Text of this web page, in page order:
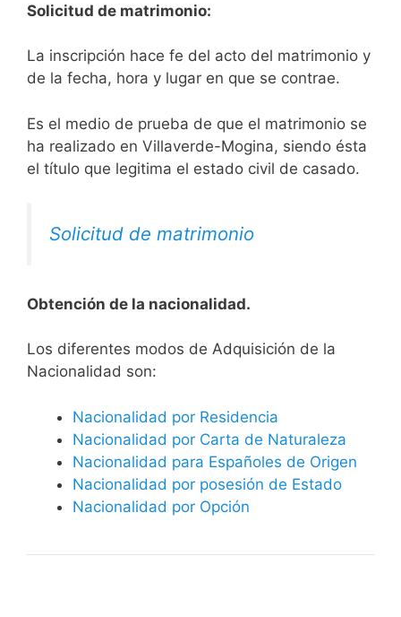
Solicitud de matrimonio:
La inscripción hace fe del acto del matrimonio y
de la fecha, hora y lugar en que se contrae.
Es el medio de prueba de que el matrimonio se
ha realizado en Villaverde-Mogina, siendo ésta
el título que legitima el estado civil de casado.
Solicitud de matrimonio
Obtención de la nacionalidad.
​​​Los diferentes modos de Adquisición de la
Nacionalidad son:
Nacionalidad por Residencia
Nacionalidad por Carta de Naturaleza
Nacionalidad para Españoles de Origen
Nacionalidad por posesión de Estado
Nacionalidad por Opción